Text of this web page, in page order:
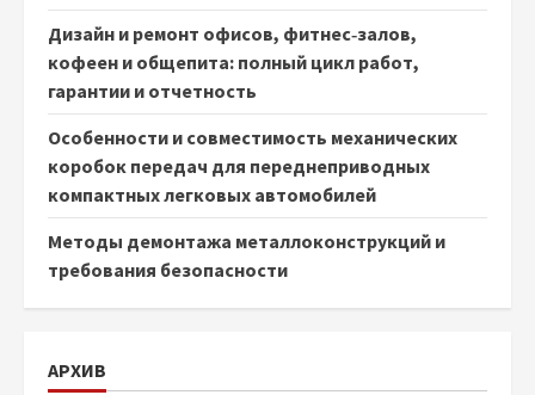
Дизайн и ремонт офисов, фитнес‑залов,
кофеен и общепита: полный цикл работ,
гарантии и отчетность
Особенности и совместимость механических
коробок передач для переднеприводных
компактных легковых автомобилей
Методы демонтажа металлоконструкций и
требования безопасности
АРХИВ